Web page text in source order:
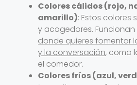
Colores cálidos (rojo,
amarillo): Estos colores
y acogedores. Funcionan
donde quieres fomentar
y la conversación, como
el comedor.
Colores fríos (azul,